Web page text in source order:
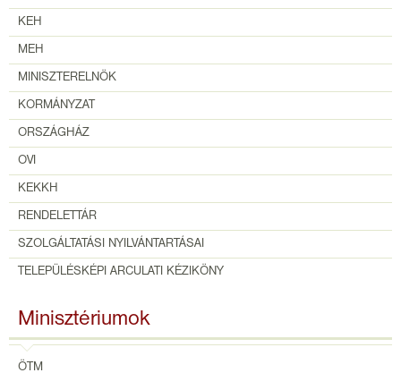
KEH
MEH
MINISZTERELNÖK
KORMÁNYZAT
ORSZÁGHÁZ
OVI
KEKKH
RENDELETTÁR
SZOLGÁLTATÁSI NYILVÁNTARTÁSAI
TELEPÜLÉSKÉPI ARCULATI KÉZIKÖNY
Minisztériumok
ÖTM